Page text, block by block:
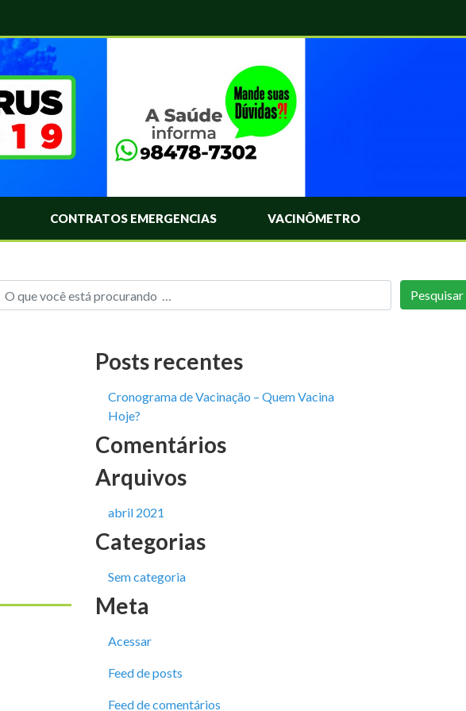
CONTRATOS EMERGENCIAS VACINÔMETRO
Posts recentes
Cronograma de Vacinação – Quem Vacina
Hoje?
Comentários
Arquivos
abril 2021
Categorias
Sem categoria
Meta
Acessar
Feed de posts
Feed de comentários